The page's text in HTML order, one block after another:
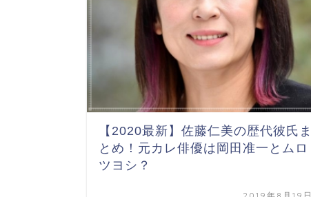
【2020最新】佐藤仁美の歴代彼氏ま
とめ！元カレ俳優は岡田准一とムロ
ツヨシ？